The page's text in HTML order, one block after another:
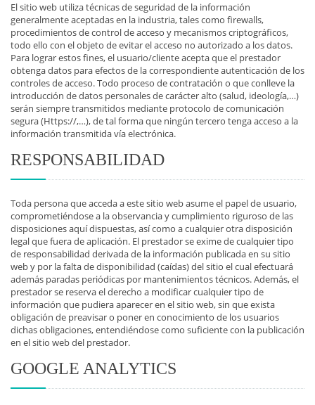
El sitio web utiliza técnicas de seguridad de la información
generalmente aceptadas en la industria, tales como firewalls,
procedimientos de control de acceso y mecanismos criptográficos,
todo ello con el objeto de evitar el acceso no autorizado a los datos.
Para lograr estos fines, el usuario/cliente acepta que el prestador
obtenga datos para efectos de la correspondiente autenticación de los
controles de acceso. Todo proceso de contratación o que conlleve la
introducción de datos personales de carácter alto (salud, ideología,…)
serán siempre transmitidos mediante protocolo de comunicación
segura (Https://,…), de tal forma que ningún tercero tenga acceso a la
información transmitida vía electrónica.
RESPONSABILIDAD
Toda persona que acceda a este sitio web asume el papel de usuario,
comprometiéndose a la observancia y cumplimiento riguroso de las
disposiciones aquí dispuestas, así como a cualquier otra disposición
legal que fuera de aplicación. El prestador se exime de cualquier tipo
de responsabilidad derivada de la información publicada en su sitio
web y por la falta de disponibilidad (caídas) del sitio el cual efectuará
además paradas periódicas por mantenimientos técnicos. Además, el
prestador se reserva el derecho a modificar cualquier tipo de
información que pudiera aparecer en el sitio web, sin que exista
obligación de preavisar o poner en conocimiento de los usuarios
dichas obligaciones, entendiéndose como suficiente con la publicación
en el sitio web del prestador.
GOOGLE ANALYTICS